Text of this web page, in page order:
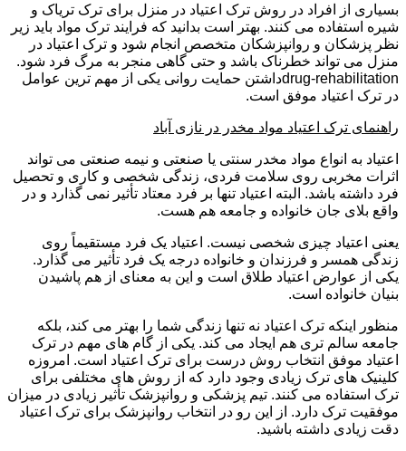
بسیاری از افراد در روش ترک اعتیاد در منزل برای ترک تریاک و
شیره استفاده می کنند. بهتر است بدانید که فرایند ترک مواد باید زیر
نظر پزشکان و روانپزشکان متخصص انجام شود و ترک اعتیاد در
منزل می تواند خطرناک باشد و حتی گاهی منجر به مرگ فرد شود.
drug-rehabilitationداشتن حمایت روانی یکی از مهم ترین عوامل
در ترک اعتیاد موفق است.
راهنمای ترک اعتیاد مواد مخدر در نازی آباد
اعتیاد به انواع مواد مخدر سنتی یا صنعتی و نیمه صنعتی می تواند
اثرات مخربی روی سلامت فردی، زندگی شخصی و کاری و تحصیل
فرد داشته باشد. البته اعتیاد تنها بر فرد معتاد تأثیر نمی گذارد و در
واقع بلای جان خانواده و جامعه هم هست.
یعنی اعتیاد چیزی شخصی نیست. اعتیاد یک فرد مستقیماً روی
زندگی همسر و فرزندان و خانواده درجه یک فرد تأثیر می گذارد.
یکی از عوارض اعتیاد طلاق است و این به معنای از هم پاشیدن
بنیان خانواده است.
منظور اینکه ترک اعتیاد نه تنها زندگی شما را بهتر می کند، بلکه
جامعه سالم تری هم ایجاد می کند. یکی از گام های مهم در ترک
اعتیاد موفق انتخاب روش درست برای ترک اعتیاد است. امروزه
کلینیک های ترک زیادی وجود دارد که از روش های مختلفی برای
ترک استفاده می کنند. تیم پزشکی و روانپزشک تأثیر زیادی در میزان
موفقیت ترک دارد. از این رو در انتخاب روانپزشک برای ترک اعتیاد
دقت زیادی داشته باشید.